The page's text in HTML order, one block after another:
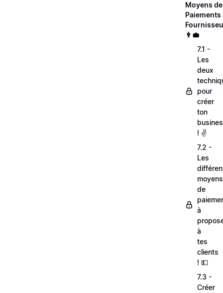
Moyens de
Paiements
👨‍💼
7.1 -
Les
deux
pour
créer
ton
! ✌️
7.2 -
Les
moyens
de
à
à
tes
clients
! 💵
7.3 -
Créer